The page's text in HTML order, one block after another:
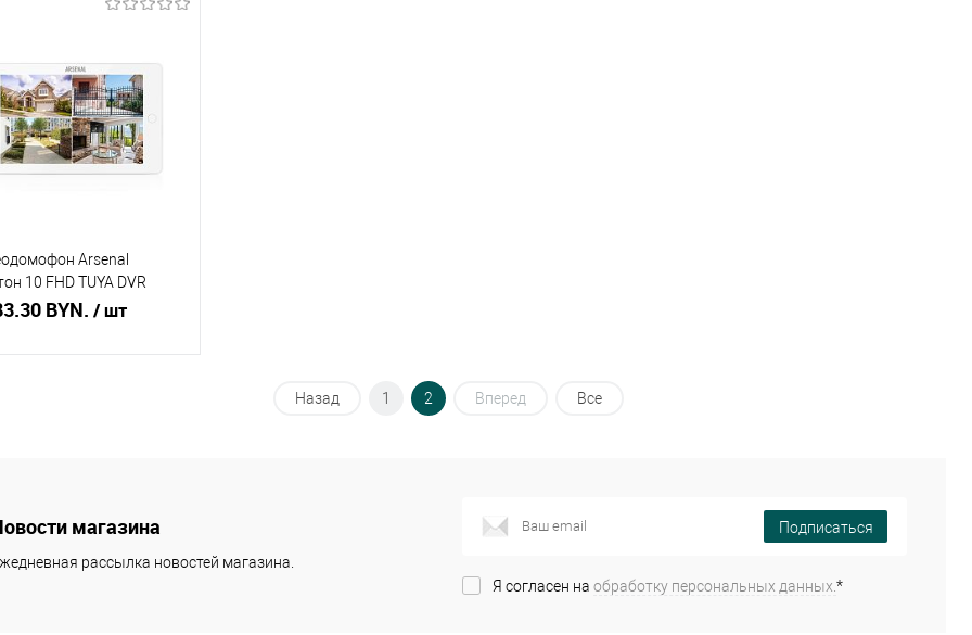
Arsenal
10 FHD TUYA DVR
BYN. / шт
Назад 1 2 Вперед Все
магазина
рассылка новостей магазина.
Подписаться
Я согласен на обработку персональных данных. *